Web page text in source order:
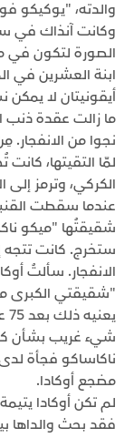
والدته، "يوكيكو
وكانت آنذاك في
الصورة لتكون
أيقونيتان لا يمكن
ما زالت عقدة ذنب
لمّا التقيتها،
الكركي، وترمز
عندما سقطت
ستخرج. كانت تتجه
الانفجار. سألتُ
"شقيقتي الكبرى
شيء غريب بشأن
ناكاساكو فجأة
مضجع أوكادا.
لم تكن أوكادا
فقد بحث والداها